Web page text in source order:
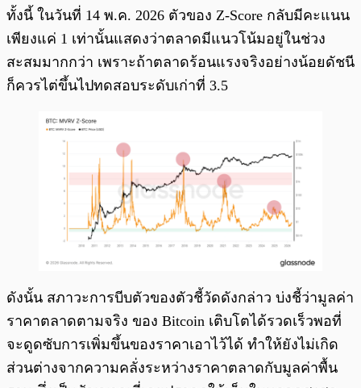
ทั้งนี้ ในวันที่ 14 พ.ค. 2026 ตัวของ Z-Score กลับมีคะแนน
เพียงแค่ 1 เท่านั้นแสดงว่าตลาดมีแนวโน้มอยู่ในช่วง
สะสมมากกว่า เพราะถ้าตลาดร้อนแรงจริงอย่างน้อยดัชนี
ก็ควรไต่ขึ้นไปทดสอบระดับเก่าที่ 3.5
ดังนั้น สภาวะการบีบตัวของตัวชี้วัดดังกล่าว บ่งชี้ว่ามูลค่า
ราคาตลาดตามจริง ของ Bitcoin เติบโตได้รวดเร็วพอที่
จะดูดซับการเพิ่มขึ้นของราคาเอาไว้ได้ ทำให้ยังไม่เกิด
ส่วนต่างจากความคลั่งระหว่างราคาตลาดกับมูลค่าพื้น